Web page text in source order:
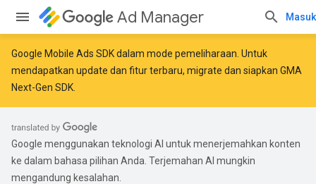
Ad Manager Masuk
Google Mobile Ads SDK dalam mode pemeliharaan. Untuk
mendapatkan update dan fitur terbaru, migrate dan siapkan GMA
Next-Gen SDK
Google menggunakan teknologi AI untuk menerjemahkan konten
ke dalam bahasa pilihan Anda. Terjemahan AI mungkin
mengandung kesalahan.